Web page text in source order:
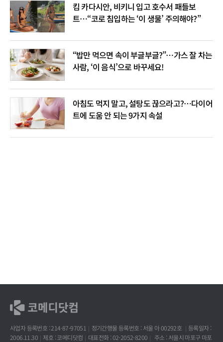
킴 카다시안, 비키니 입고 호수서 패들보
트…“코로 침입하는 ‘이 생물’ 주의해야?”
“밥만 먹으면 속이 부글부글?”…가스 잘 차는
사람, ‘이 음식’으로 바꾸세요!
아침도 먹지 말고, 설탕도 끊으라고?…다이어
트에 도움 안 되는 9가지 속설
사업자 등록번호 : 214-87-97051 정기간행물 등록번호 : 서울 아 00292호
등록일자 :
2006.11.30
제호 : 코메디닷컴 대표전화 : 02-2052-8200 주소 : 서울시 마포구 마포